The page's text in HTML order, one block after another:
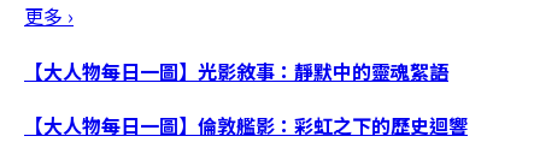
更多 ›
【大人物每日一圖】光影敘事：靜默中的靈魂絮語
【大人物每日一圖】倫敦艦影：彩虹之下的歷史迴響